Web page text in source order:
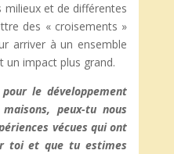
milieux et de différentes
des « croisements »
arriver à un ensemble
un impact plus grand.
le développement
peux-tu nous
vécues qui ont
toi et que tu estimes